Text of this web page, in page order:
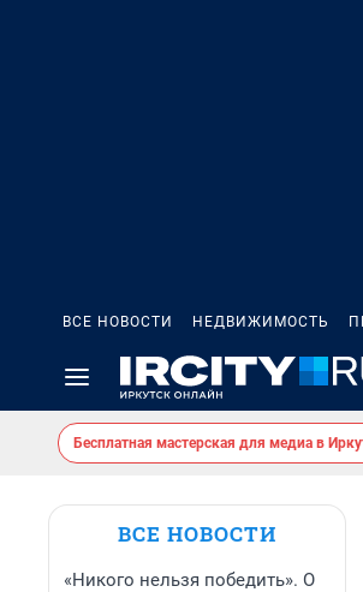
ВСЕ НОВОСТИ НЕДВИЖИМОСТЬ
Бесплатная мастерская для медиа в
ВСЕ НОВОСТИ
«Никого нельзя победить». О